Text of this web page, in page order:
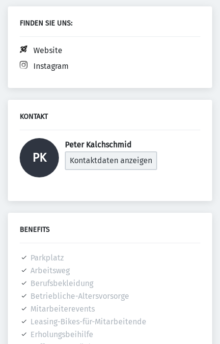
FINDEN SIE UNS:
Website
Instagram
KONTAKT
PK
Peter Kalchschmid
Kontaktdaten anzeigen
BENEFITS
Parkplatz
Arbeitsweg
Berufsbekleidung
Betriebliche-Altersvorsorge
Mitarbeiterevents
Leasing-Bikes-für-Mitarbeitende
Erholungsbeihilfe